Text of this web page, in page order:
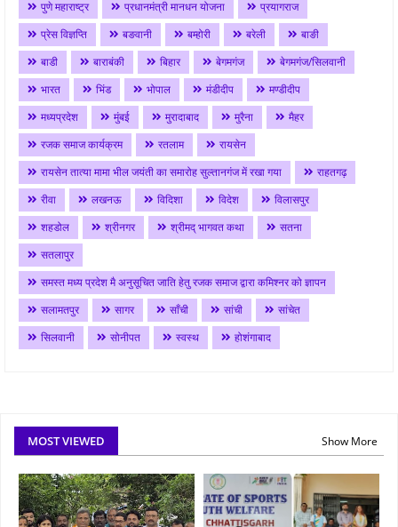
पुणे महाराष्ट्र
प्रधानमंत्री मानधन योजना
प्रयागराज
प्रेस विज्ञप्ति
बङवानी बम्होरी बरेली
बाङी
बाडी
बाराबंकी बिहार बेगमगंज
बेगमगंज/सिलवानी
भारत
भिंड भोपाल मंडीदीप
मण्डीदीप
मध्यप्रदेश
मुंबई मुरादाबाद मुरैना
मैहर
रजक समाज कार्यक्रम
रतलाम
रायसेन
रायसेन तात्या मामा भील जयंती का समारोह सुल्तानगंज में रखा गया
राहतगढ़
रीवा
लखनऊ विदिशा विदेश
विलासपुर
शहडोल
श्रीनगर श्रीमद् भागवत कथा
सतना
सतलापुर
समस्त मध्य प्रदेश मै अनुसूचित जाति हेतु रजक समाज द्वारा कमिश्नर को ज्ञापन
सलामतपुर
सागर साँची सांची
सांचेत
सिलवानी
सोनीपत स्वस्थ होशंगाबाद
MOST VIEWED Show More